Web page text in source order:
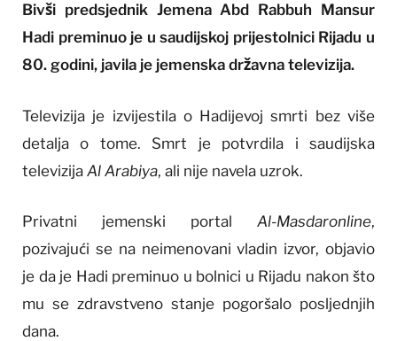
Bivši predsjednik Jemena Abd Rabbuh Mansur
Hadi preminuo je u saudijskoj prijestolnici Rijadu u
80. godini, javila je jemenska državna televizija.
Televizija je izvijestila o Hadijevoj smrti bez više
detalja o tome. Smrt je potvrdila i saudijska
televizija Al Arabiya, ali nije navela uzrok.
Privatni jemenski portal Al-Masdaronline,
pozivajući se na neimenovani vladin izvor, objavio
je da je Hadi preminuo u bolnici u Rijadu nakon što
mu se zdravstveno stanje pogoršalo posljednjih
dana.